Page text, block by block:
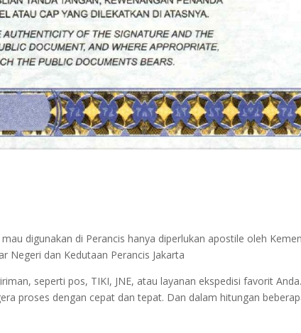
digunakan di Perancis hanya diperlukan apostile oleh
Negeri dan Kedutaan Perancis Jakarta
seperti pos, TIKI, JNE, atau layanan ekspedisi favorit
proses dengan cepat dan tepat. Dan dalam hitungan